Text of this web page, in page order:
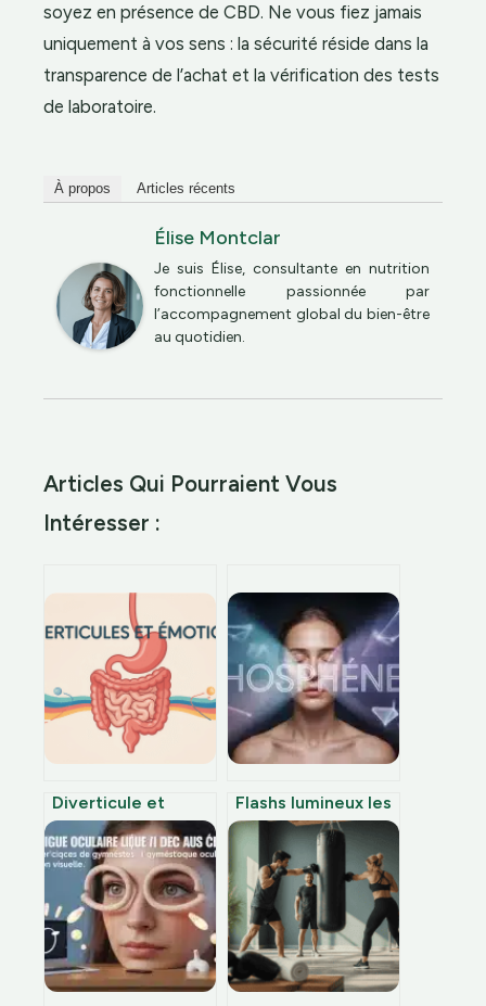
soyez en présence de CBD. Ne vous fiez jamais
uniquement à vos sens : la sécurité réside dans la
transparence de l’achat et la vérification des tests
de laboratoire.
À propos Articles récents
Élise Montclar
Je suis Élise, consultante en nutrition
fonctionnelle passionnée par
l’accompagnement global du bien-être
au quotidien.
Articles Qui Pourraient Vous
Intéresser :
Diverticule et
cause
émotionnelle : que
dit vraiment le
corps ?
Flashs lumineux les
yeux fermés :
simple réaction
cérébrale ou éveil
spirituel ?